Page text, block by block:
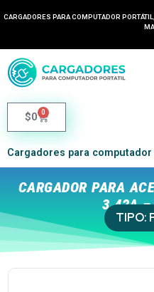
CARGADORES PARA COMPUTADOR
$0 0
Cargadores para computador
CARGADOR PARA
3.42A –
TIPO: